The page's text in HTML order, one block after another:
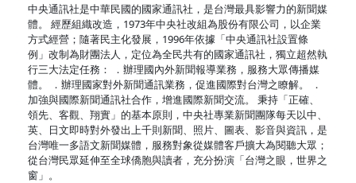
中央通訊社是中華民國的國家通訊社，是台灣最具影響力的新聞媒
體。 經歷組織改造，1973年中央社改組為股份有限公司，以企業
方式經營；隨著民主化發展，1996年依據「中央通訊社設置條
例」改制為財團法人，定位為全民共有的國家通訊社，獨立超然執
行三大法定任務： ．辦理國內外新聞報導業務，服務大眾傳播媒
體。 ．辦理國家對外新聞通訊業務，促進國際對台灣之瞭解。 ．
加強與國際新聞通訊社合作，增進國際新聞交流。 秉持「正確、
領先、客觀、翔實」的基本原則，中央社專業新聞團隊每天以中、
英、日文即時對外發出上千則新聞、照片、圖表、影音與資訊，是
台灣唯一多語文新聞媒體，服務對象從媒體客戶擴大為閱聽大眾；
從台灣民眾延伸至全球僑胞與讀者，充分扮演「台灣之眼，世界之
窗」。